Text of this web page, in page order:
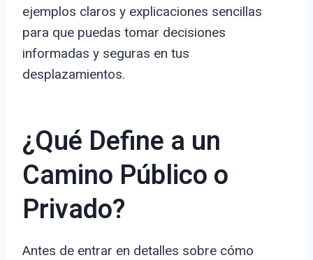
ejemplos claros y explicaciones sencillas
para que puedas tomar decisiones
informadas y seguras en tus
desplazamientos.
¿Qué Define a un
Camino Público o
Privado?
Antes de entrar en detalles sobre cómo